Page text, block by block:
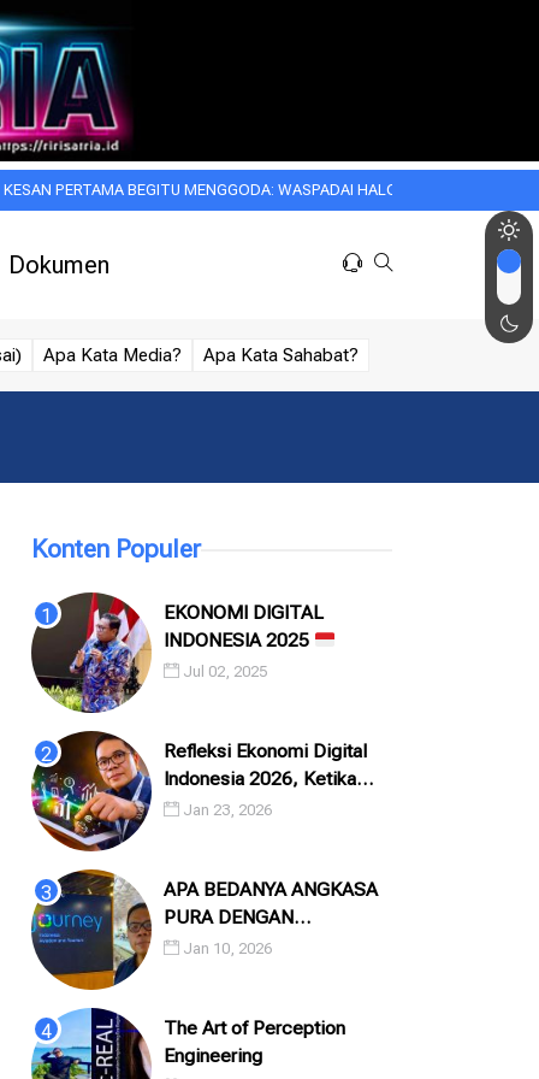
BEGITU MENGGODA: WASPADAI HALO EFFECT DALAM KEHIDUPAN
Dokumen
Apa Kata Media? Apa Kata Sahabat?
Konten Populer
EKONOMI DIGITAL
INDONESIA 2025
Jul 02, 2025
Refleksi Ekonomi Digital
Indonesia 2026, Ketika
Angka, Algoritma, dan
Jan 23, 2026
APA BEDANYA ANGKASA
PURA DENGAN
INJOURNEY?
Jan 10, 2026
The Art of Perception
Engineering